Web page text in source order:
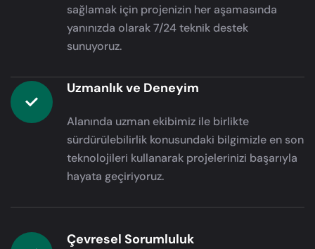
sağlamak için projenizin her aşamasında
yanınızda olarak 7/24 teknik destek
sunuyoruz.
Uzmanlık ve Deneyim
Alanında uzman ekibimiz ile birlikte
sürdürülebilirlik konusundaki bilgimizle en son
teknolojileri kullanarak projelerinizi başarıyla
hayata geçiriyoruz.
Çevresel Sorumluluk